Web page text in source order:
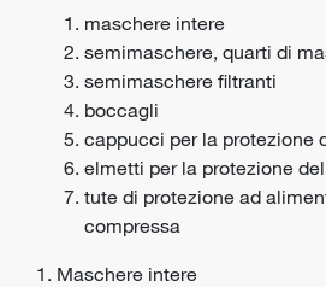
maschere intere
semimaschere, quarti di
semimaschere filtranti
boccagli
cappucci per la protezione
elmetti per la protezione
tute di protezione ad
compressa
1. Maschere intere